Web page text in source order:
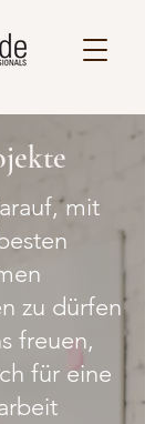
mit
zu dürfen
freuen,
für eine